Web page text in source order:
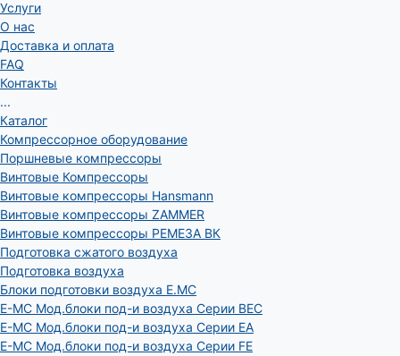
Услуги
О нас
Доставка и оплата
FAQ
Контакты
...
Каталог
Компрессорное оборудование
Поршневые компрессоры
Винтовые Компрессоры
Винтовые компрессоры Hansmann
Винтовые компрессоры ZAMMER
Винтовые компрессоры РЕМЕЗА ВК
Подготовка сжатого воздуха
Подготовка воздуха
Блоки подготовки воздуха E.MC
E-MC Мод.блоки под-и воздуха Серии BEC
E-MC Мод.блоки под-и воздуха Серии EA
E-MC Мод.блоки под-и воздуха Серии FE